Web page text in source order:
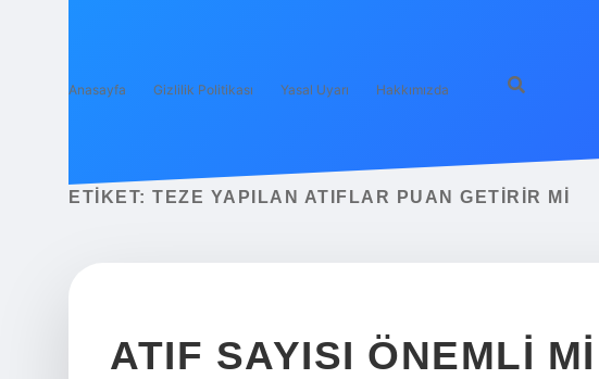
Anasayfa Gizlilik Politikası Yasal Uyarı Hakkımızda
ETIKET: TEZE YAPILAN ATIFLAR PUAN GETIRIR MI
ATIF SAYISI ÖNEMLI MI